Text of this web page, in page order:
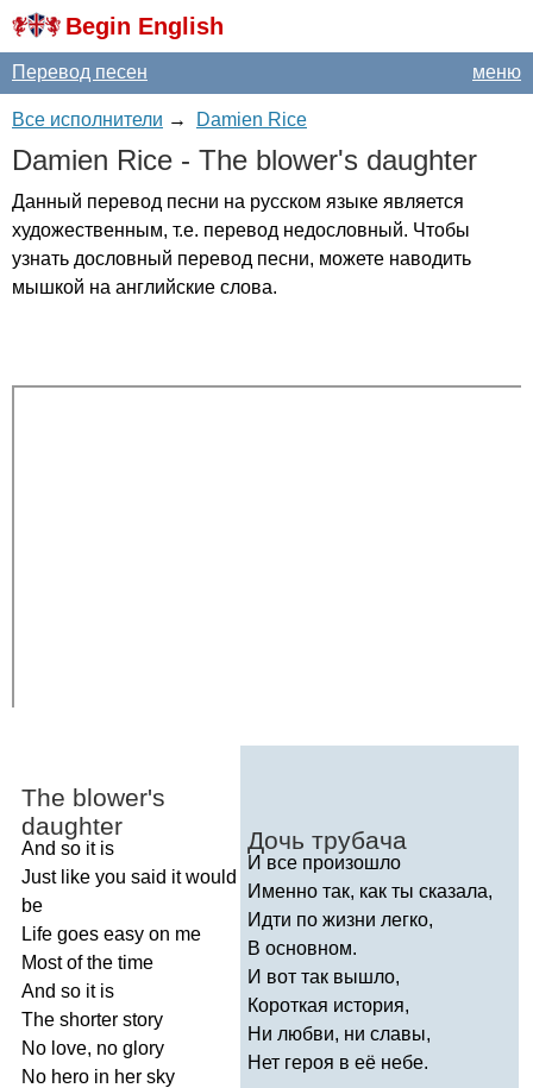
Begin English
меню
Перевод песен
Все исполнители → Damien Rice
Damien Rice - The blower's daughter
Данный перевод песни на русском языке является
художественным, т.е. перевод недословный. Чтобы
узнать дословный перевод песни, можете наводить
мышкой на английские слова.
The blower's
daughter
And so it is
Just like you said it would
be
Life goes easy on me
Most of the time
And so it is
The shorter story
No love, no glory
No hero in her sky
Дочь трубача
И все произошло
Именно так, как ты сказала,
Идти по жизни легко,
В основном.
И вот так вышло,
Короткая история,
Ни любви, ни славы,
Нет героя в её небе.